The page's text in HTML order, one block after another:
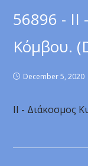
56896 - II
Κόμβου.
December 5, 2020
II - Διάκοσμος